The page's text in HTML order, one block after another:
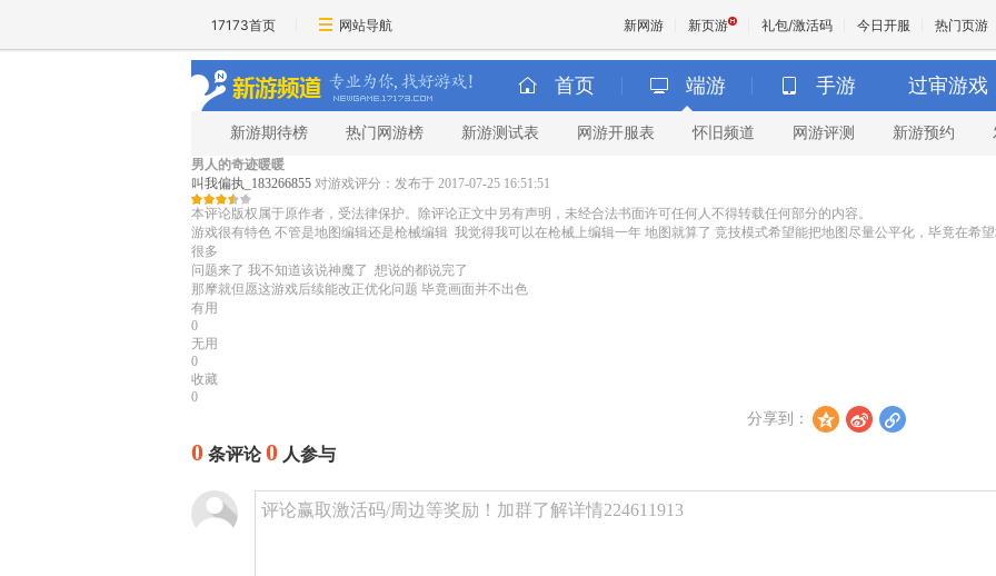
17173首页 网站导航 新网游 新页游 礼包/激活码 今日开服 热门页游
首页 端游 手游 过审游戏
新游期待榜 热门网游榜 新游测试表 网游开服表 怀旧频道 网游评测 新游预约
男人的奇迹暖暖
叫我偏执_183266855 对游戏评分： 发布于 2017-07-25 16:51:51
本评论版权属于原作者，受法律保护。除评论正文中另有声明，未经合法书面许可任何人不得转载任何部分的内容。
游戏很有特色 不管是地图编辑还是枪械编辑 我觉得我可以在枪械上编辑一年 地图就算了 竞技模式希望能把地图尽量公平化，毕竟在希
很多
问题来了 我不知道该说神魔了 想说的都说完了
那摩就但愿这游戏后续能改正优化问题 毕竟画面并不出色
有用
0
无用
0
收藏
0
分享到： z t l
0 条评论0 人参与
评论赢取激活码/周边等奖励！加群了解详情224611913